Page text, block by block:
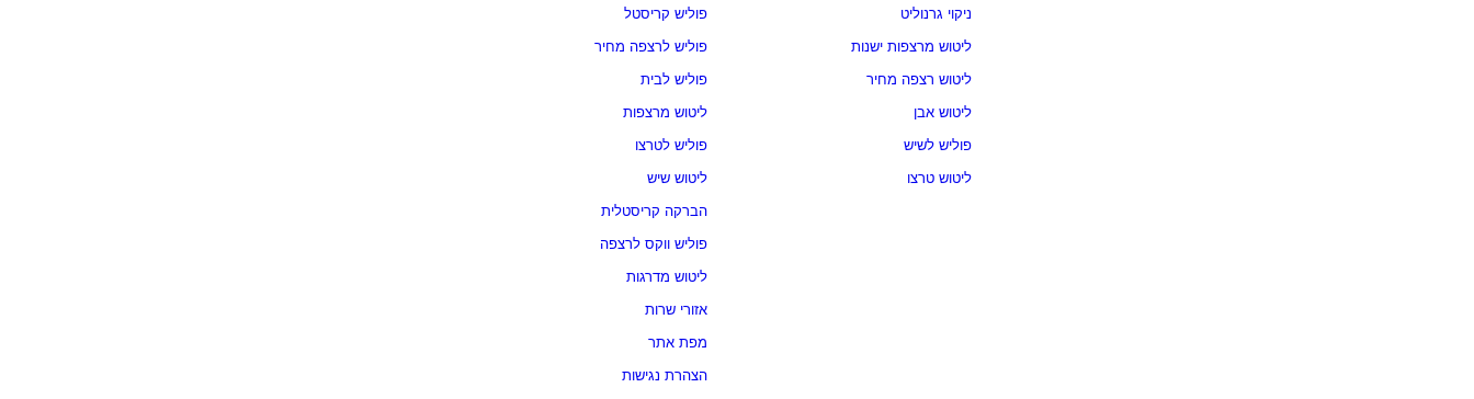
ניקוי גרנוליט
ליטוש מרצפות ישנות
ליטוש רצפה מחיר
ליטוש אבן
פוליש לשיש
ליטוש טרצו
פוליש קריסטל
פוליש לרצפה מחיר
פוליש לבית
ליטוש מרצפות
פוליש לטרצו
ליטוש שיש
הברקה קריסטלית
פוליש ווקס לרצפה
ליטוש מדרגות
אזורי שרות
מפת אתר
הצהרת נגישות